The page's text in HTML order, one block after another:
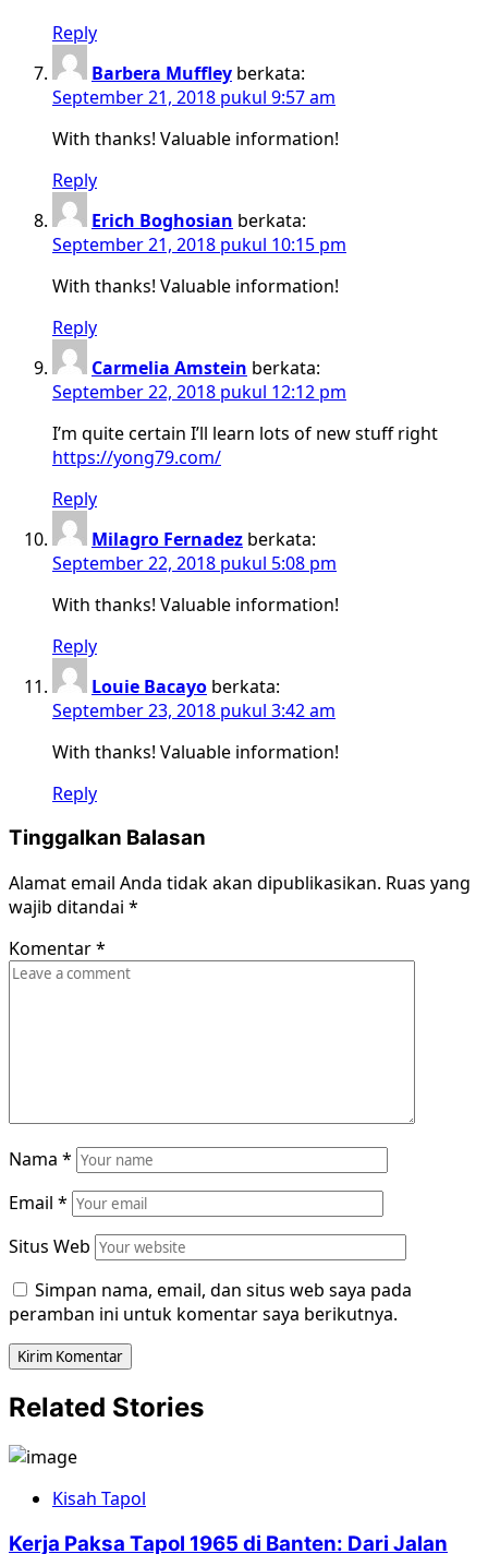
Reply
Barbera Muffley berkata:
September 21, 2018 pukul 9:57 am
With thanks! Valuable information!
Reply
Erich Boghosian berkata:
September 21, 2018 pukul 10:15 pm
With thanks! Valuable information!
Reply
Carmelia Amstein berkata:
September 22, 2018 pukul 12:12 pm
I’m quite certain I’ll learn lots of new stuff right
https://yong79.com/
Reply
Milagro Fernadez berkata:
September 22, 2018 pukul 5:08 pm
With thanks! Valuable information!
Reply
Louie Bacayo berkata:
September 23, 2018 pukul 3:42 am
With thanks! Valuable information!
Reply
Tinggalkan Balasan
Alamat email Anda tidak akan dipublikasikan. Ruas yang
wajib ditandai *
Komentar*
Nama *
Email *
Situs Web
Simpan nama, email, dan situs web saya pada
peramban ini untuk komentar saya berikutnya.
Related Stories
Kisah Tapol
Kerja Paksa Tapol 1965 di Banten: Dari Jalan